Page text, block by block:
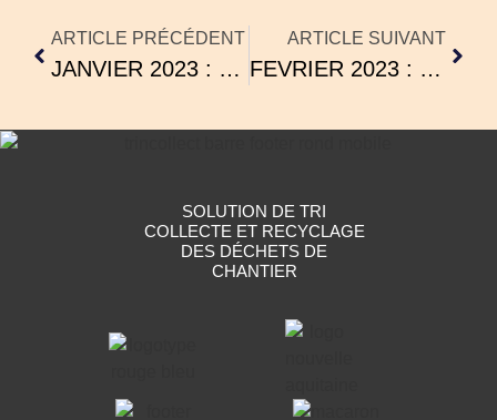
ARTICLE PRÉCÉDENT
JANVIER 2023 : NOTRE DÉMARCHE RSE
ARTICLE SUIVANT
FEVRIER 2023 : TÉMOIGNAGE LES CONSTRUCTIONS DU BELON
SOLUTION DE TRI
COLLECTE ET RECYCLAGE
DES DÉCHETS DE
CHANTIER